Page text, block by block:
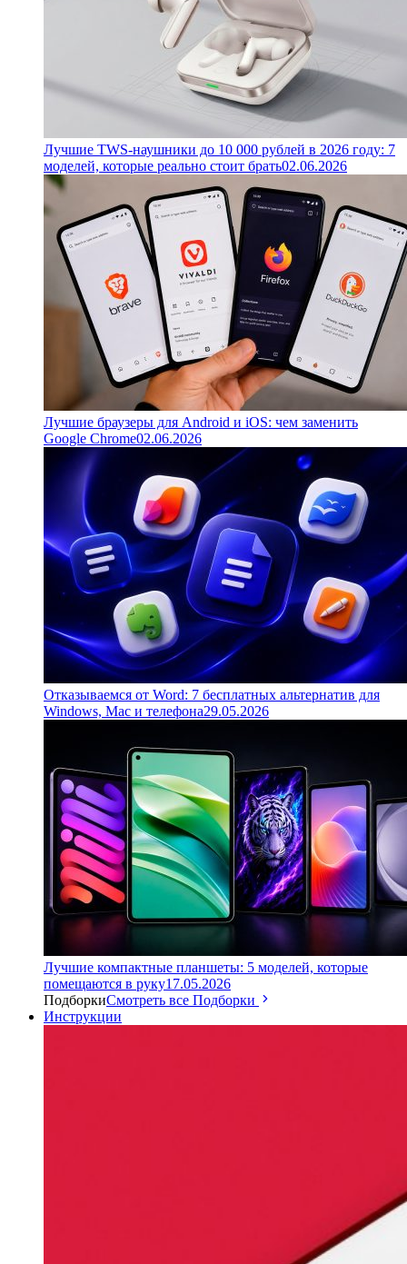
Лучшие TWS-наушники до 10 000 рублей в 2026 году: 7
моделей, которые реально стоит брать02.06.2026
Лучшие браузеры для Android и iOS: чем заменить
Google Chrome02.06.2026
Отказываемся от Word: 7 бесплатных альтернатив для
Windows, Mac и телефона29.05.2026
Лучшие компактные планшеты: 5 моделей, которые
помещаются в руку17.05.2026
ПодборкиСмотреть все Подборки
Инструкции